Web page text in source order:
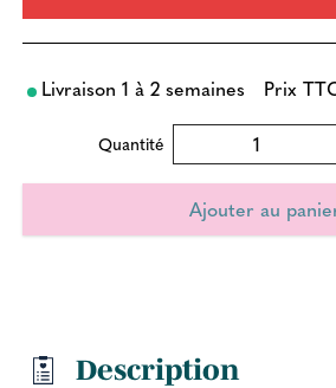
Livraison 1 à 2 semaines Prix
Quantité
Description